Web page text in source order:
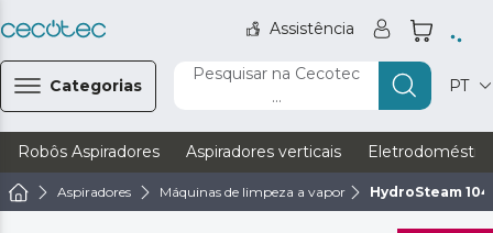
Assistência
Categorias
Pesquisar na Cecotec
...
PT
Robôs Aspiradores Aspiradores verticais
Aspiradores Máquinas de limpeza a vapor HydroSteam